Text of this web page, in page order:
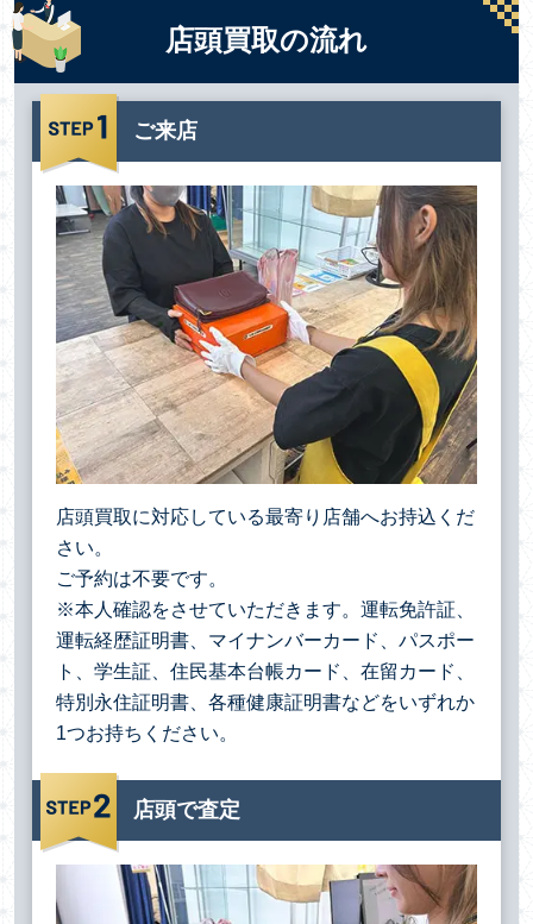
店頭買取の流れ
ご来店
店頭買取に対応している最寄り店舗へお持込くだ
さい。
ご予約は不要です。
※本人確認をさせていただきます。運転免許証、
運転経歴証明書、マイナンバーカード、パスポー
ト、学生証、住民基本台帳カード、在留カード、
特別永住証明書、各種健康証明書などをいずれか
1つお持ちください。
店頭で査定